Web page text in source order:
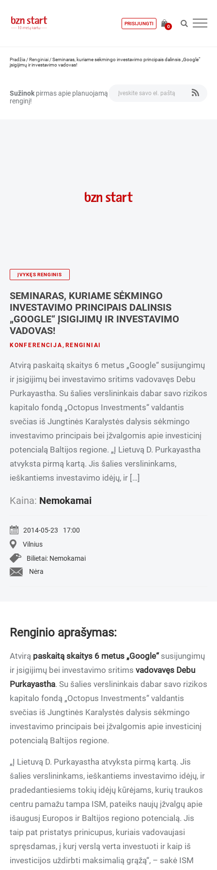
PRISIJUNGTI
0
Pradžia /Renginiai /Seminaras, kuriame sėkmingo investavimo principais dalinsis „Google“
įsigijimų ir investavimo vadovas!
Sužinok pirmas apie planuojamą
renginį!
ĮVYKĘS RENGINIS
SEMINARAS, KURIAME SĖKMINGO
INVESTAVIMO PRINCIPAIS DALINSIS
„GOOGLE“ ĮSIGIJIMŲ IR INVESTAVIMO
VADOVAS!
KONFERENCIJA, RENGINIAI
Atvirą paskaitą skaitys 6 metus „Google“ susijungimų
ir įsigijimų bei investavimo sritims vadovavęs Debu
Purkayastha. Su šalies verslininkais dabar savo rizikos
kapitalo fondą „Octopus Investments“ valdantis
svečias iš Jungtinės Karalystės dalysis sėkmingo
investavimo principais bei įžvalgomis apie investicinį
potencialą Baltijos regione. „Į Lietuvą D. Purkayastha
atvyksta pirmą kartą. Jis šalies verslininkams,
ieškantiems investavimo idėjų, ir […]
Kaina: Nemokamai
2014-05-23
17:00
Vilnius
Bilietai: Nemokamai
Nėra
Renginio aprašymas:
Atvirą paskaitą skaitys 6 metus „Google“susijungimų
ir įsigijimų bei investavimo sritims vadovavęs Debu
Purkayastha. Su šalies verslininkais dabar savo rizikos
kapitalo fondą „Octopus Investments“ valdantis
svečias iš Jungtinės Karalystės dalysis sėkmingo
investavimo principais bei įžvalgomis apie investicinį
potencialą Baltijos regione.
„Į Lietuvą D. Purkayastha atvyksta pirmą kartą. Jis
šalies verslininkams, ieškantiems investavimo idėjų, ir
pradedantiesiems tokių idėjų kūrėjams, kurių traukos
centru pamažu tampa ISM, pateiks naujų įžvalgų apie
išaugusį Europos ir Baltijos regiono potencialą. Jis
taip pat pristatys prinicupus, kuriais vadovaujasi
spręsdamas, į kurį verslą verta investuoti ir kaip iš
investicijos uždirbti maksimalią grąžą“, – sakė ISM